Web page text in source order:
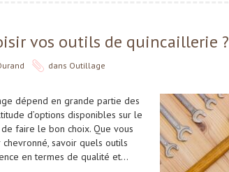
vos outils de quincaillerie ?
dans Outillage
dépend en grande partie des
d’options disponibles sur le
faire le bon choix. Que vous
savoir quels outils
en termes de qualité et…